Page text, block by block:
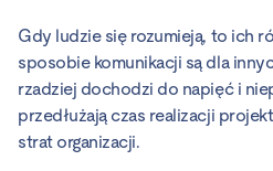
Gdy ludzie się rozumieją, to ich
sposobie komunikacji są dla
rzadziej dochodzi do napięć i
przedłużają czas realizacji
strat organizacji.